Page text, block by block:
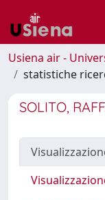
Usiena air -
statistiche
SOLITO,